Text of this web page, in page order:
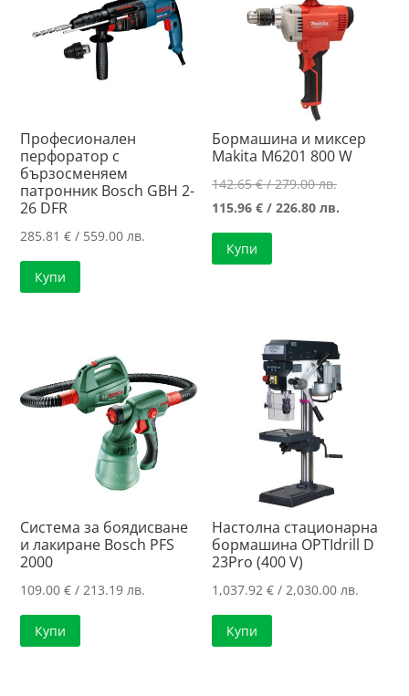
Професионален
перфоратор с
бързосменяем
патронник Bosch GBH 2-
26 DFR
285.81€ / 559.00 лв.
Купи
Бормашина и миксер
Makita M6201 800 W
142.65€/ 279.00 лв.Original
price
115.96€ / 226.80 лв.
Купи
Система за боядисване
и лакиране Bosch PFS
2000
109.00€ / 213.19 лв.
Купи
Настолна стационарна
бормашина OPTIdrill D
23Pro (400 V)
1,037.92€ / 2,030.00 лв.
Купи